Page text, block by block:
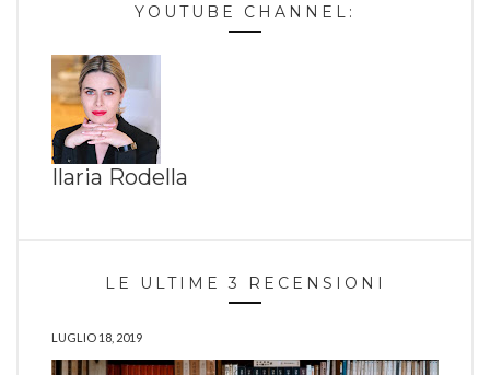
YOUTUBE CHANNEL:
Ilaria Rodella
LE ULTIME 3 RECENSIONI
LUGLIO 18, 2019